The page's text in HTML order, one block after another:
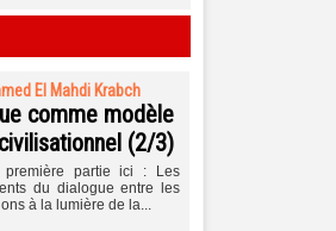
El Mahdi Krabch
comme modèle
(2/3)
partie ici : Les
du dialogue entre les
à la lumière de la...